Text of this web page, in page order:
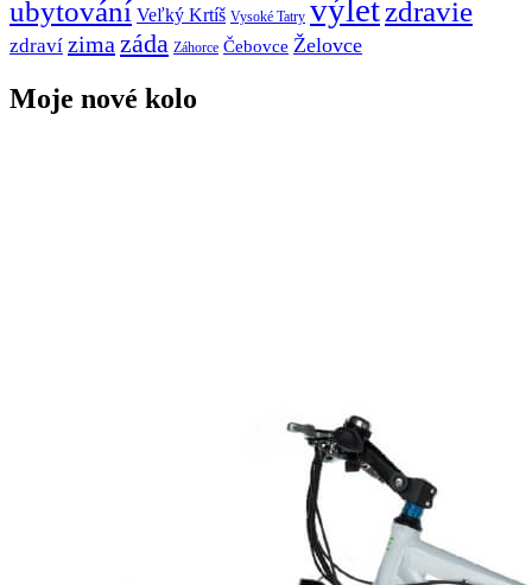
ubytování Veľký Krtíš Vysoké Tatry výletzdravie
zdraví zima záda Záhorce Čebovce Želovce
Moje nové kolo